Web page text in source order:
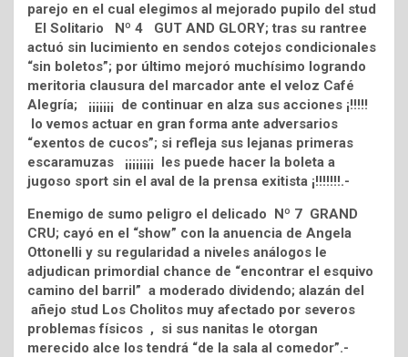
parejo en el cual elegimos al mejorado pupilo del stud
El Solitario Nº 4 GUT AND GLORY; tras su rantree
actuó sin lucimiento en sendos cotejos condicionales
“sin boletos”; por último mejoró muchísimo logrando
meritoria clausura del marcador ante el veloz Café
Alegría; ¡¡¡¡¡¡¡ de continuar en alza sus acciones ¡!!!!!
lo vemos actuar en gran forma ante adversarios
“exentos de cucos”; si refleja sus lejanas primeras
escaramuzas ¡¡¡¡¡¡¡¡ les puede hacer la boleta a
jugoso sport sin el aval de la prensa exitista ¡!!!!!!!.-
Enemigo de sumo peligro el delicado Nº 7 GRAND
CRU; cayó en el “show” con la anuencia de Angela
Ottonelli y su regularidad a niveles análogos le
adjudican primordial chance de “encontrar el esquivo
camino del barril” a moderado dividendo; alazán del
añejo stud Los Cholitos muy afectado por severos
problemas físicos , si sus nanitas le otorgan
merecido alce los tendrá “de la sala al comedor”.-